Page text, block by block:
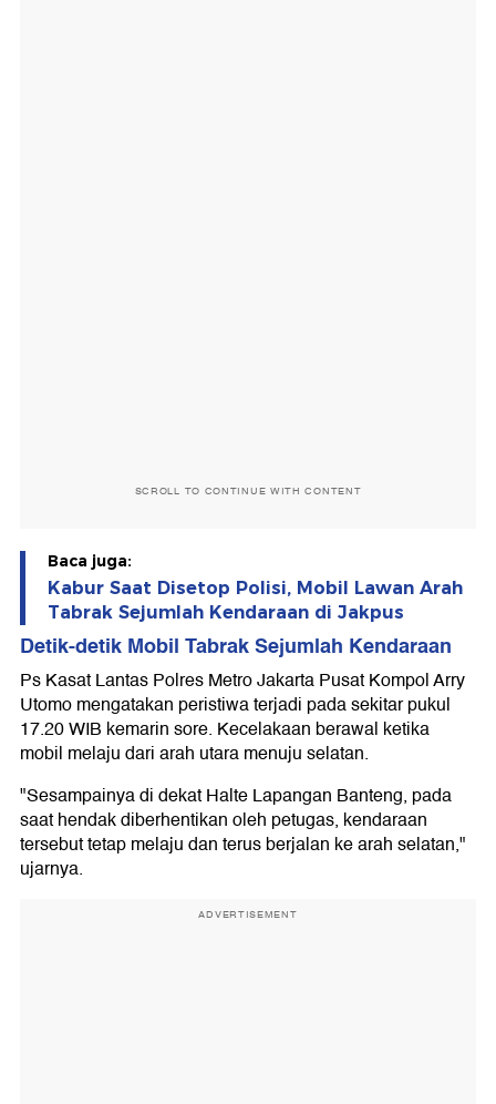
SCROLL TO CONTINUE WITH CONTENT
Baca juga:
Kabur Saat Disetop Polisi, Mobil Lawan Arah
Tabrak Sejumlah Kendaraan di Jakpus
Detik-detik Mobil Tabrak Sejumlah Kendaraan
Ps Kasat Lantas Polres Metro Jakarta Pusat Kompol Arry
Utomo mengatakan peristiwa terjadi pada sekitar pukul
17.20 WIB kemarin sore. Kecelakaan berawal ketika
mobil melaju dari arah utara menuju selatan.
"Sesampainya di dekat Halte Lapangan Banteng, pada
saat hendak diberhentikan oleh petugas, kendaraan
tersebut tetap melaju dan terus berjalan ke arah selatan,"
ujarnya.
ADVERTISEMENT